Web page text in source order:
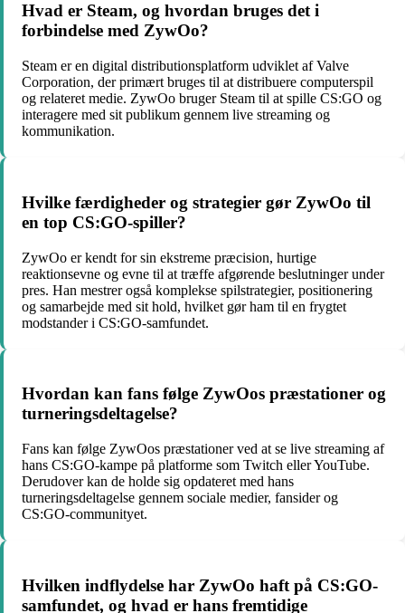
Hvad er Steam, og hvordan bruges det i
forbindelse med ZywOo?
Steam er en digital distributionsplatform udviklet af Valve
Corporation, der primært bruges til at distribuere computerspil
og relateret medie. ZywOo bruger Steam til at spille CS:GO og
interagere med sit publikum gennem live streaming og
kommunikation.
Hvilke færdigheder og strategier gør ZywOo til
en top CS:GO-spiller?
ZywOo er kendt for sin ekstreme præcision, hurtige
reaktionsevne og evne til at træffe afgørende beslutninger under
pres. Han mestrer også komplekse spilstrategier, positionering
og samarbejde med sit hold, hvilket gør ham til en frygtet
modstander i CS:GO-samfundet.
Hvordan kan fans følge ZywOos præstationer og
turneringsdeltagelse?
Fans kan følge ZywOos præstationer ved at se live streaming af
hans CS:GO-kampe på platforme som Twitch eller YouTube.
Derudover kan de holde sig opdateret med hans
turneringsdeltagelse gennem sociale medier, fansider og
CS:GO-communityet.
Hvilken indflydelse har ZywOo haft på CS:GO-
samfundet, og hvad er hans fremtidige